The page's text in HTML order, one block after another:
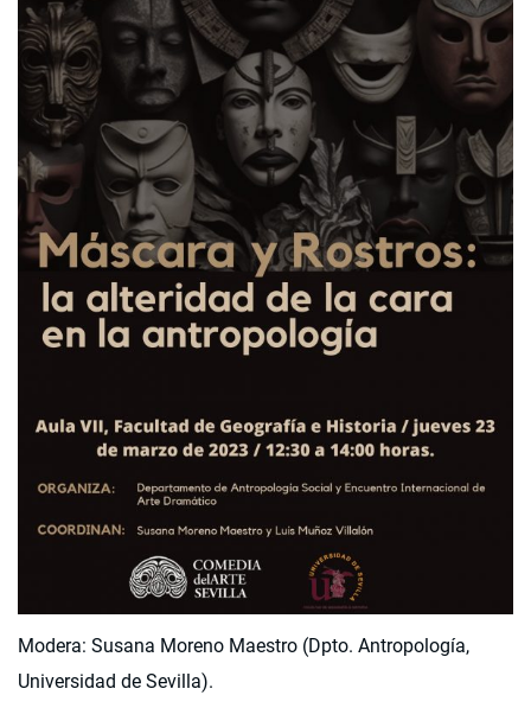
Modera: Susana Moreno Maestro (Dpto. Antropología,
Universidad de Sevilla).